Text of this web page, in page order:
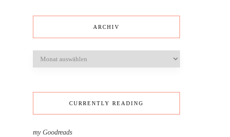
ARCHIV
CURRENTLY READING
my Goodreads